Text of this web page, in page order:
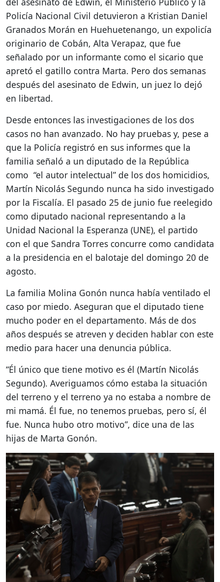
Policía Nacional Civil detuvieron a Kristian Daniel
Granados Morán en Huehuetenango, un expolicía
originario de Cobán, Alta Verapaz, que fue
señalado por un informante como el sicario que
apretó el gatillo contra Marta. Pero dos semanas
después del asesinato de Edwin, un juez lo dejó
en libertad.
Desde entonces las investigaciones de los dos
casos no han avanzado. No hay pruebas y, pese a
que la Policía registró en sus informes que la
familia señaló a un diputado de la República
como “el autor intelectual” de los dos homicidios,
Martín Nicolás Segundo nunca ha sido investigado
por la Fiscalía. El pasado 25 de junio fue reelegido
como diputado nacional representando a la
Unidad Nacional la Esperanza (UNE), el partido
con el que Sandra Torres concurre como candidata
a la presidencia en el balotaje del domingo 20 de
agosto.
La familia Molina Gonón nunca había ventilado el
caso por miedo. Aseguran que el diputado tiene
mucho poder en el departamento. Más de dos
años después se atreven y deciden hablar con este
medio para hacer una denuncia pública.
“Él único que tiene motivo es él (Martín Nicolás
Segundo). Averiguamos cómo estaba la situación
del terreno y el terreno ya no estaba a nombre de
mi mamá. Él fue, no tenemos pruebas, pero sí, él
fue. Nunca hubo otro motivo”, dice una de las
hijas de Marta Gonón.